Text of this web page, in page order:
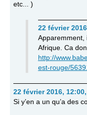
etc... )
22 février
Apparemment,
Afrique. Ca
http://
est-rouge/
22 février 2016, 12:00,
Si y’en a un qu’a des